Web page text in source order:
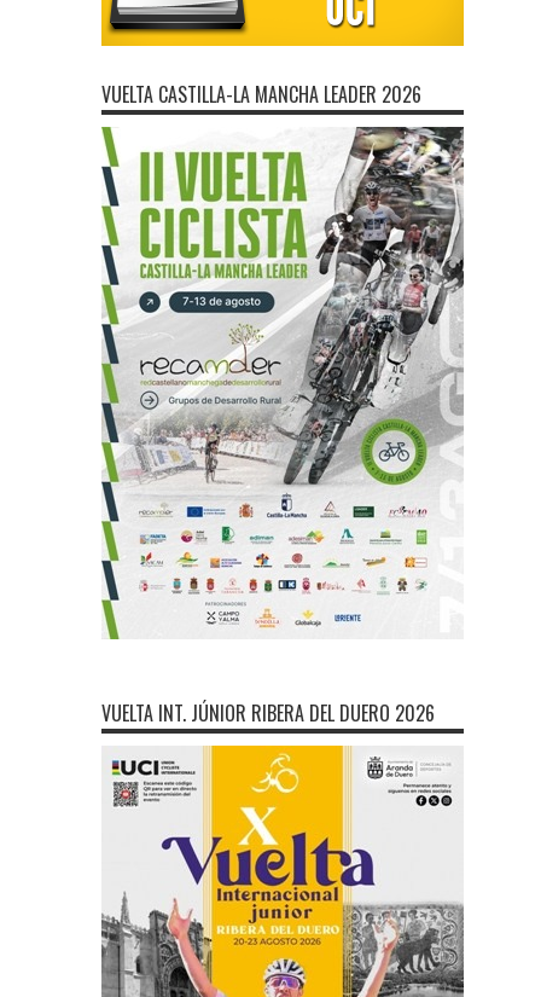
VUELTA CASTILLA-LA MANCHA LEADER 2026
VUELTA INT. JÚNIOR RIBERA DEL DUERO 2026